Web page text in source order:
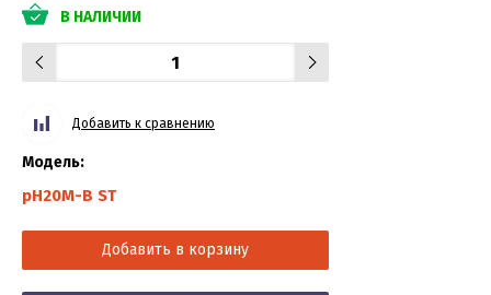
В НАЛИЧИИ
Добавить к сравнению
Модель:
pH20М-В ST
Добавить в корзину